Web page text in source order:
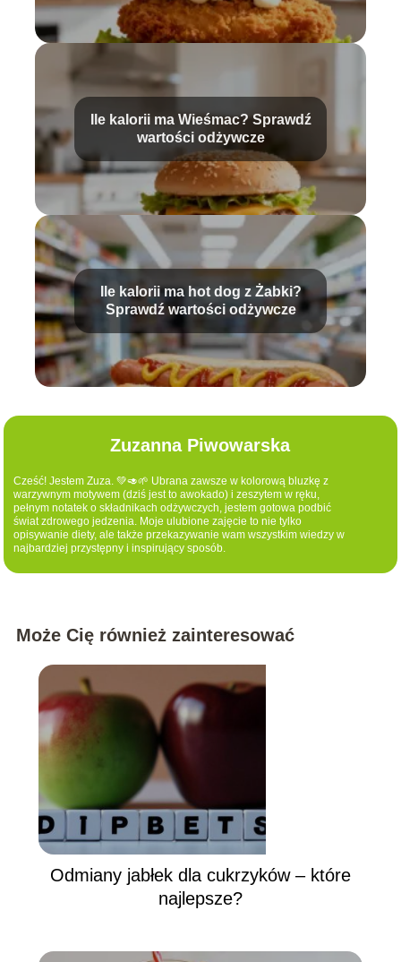
Ile kalorii ma Wieśmac? Sprawdź
wartości odżywcze
Ile kalorii ma hot dog z Żabki?
Sprawdź wartości odżywcze
Zuzanna Piwowarska
Cześć! Jestem Zuza. 💚🥑🌱 Ubrana zawsze w kolorową bluzkę z
warzywnym motywem (dziś jest to awokado) i zeszytem w ręku,
pełnym notatek o składnikach odżywczych, jestem gotowa podbić
świat zdrowego jedzenia. Moje ulubione zajęcie to nie tylko
opisywanie diety, ale także przekazywanie wam wszystkim wiedzy w
najbardziej przystępny i inspirujący sposób.
Może Cię również zainteresować
Odmiany jabłek dla cukrzyków – które
najlepsze?